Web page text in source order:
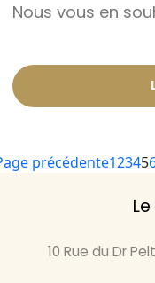
Nous vous en
précédente12345
10 Rue du Dr